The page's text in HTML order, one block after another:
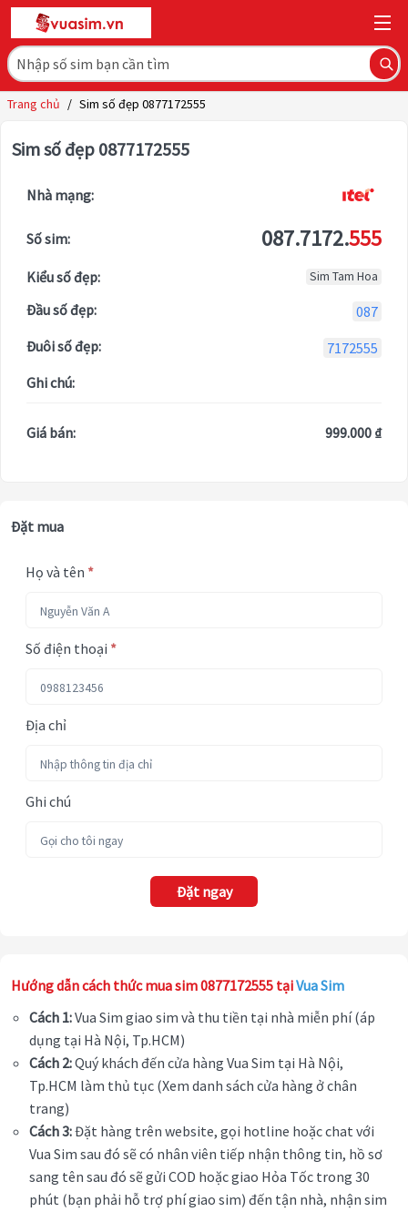
Trang chủ / Sim số đẹp 0877172555
Sim số đẹp 0877172555
Nhà mạng:
Số sim: 087.7172.555
Kiểu số đẹp: Sim Tam Hoa
Đầu số đẹp:
087
Đuôi số đẹp:
7172555
Ghi chú:
Giá bán: 999.000 ₫
Đặt mua
Họ và tên *
Số điện thoại *
Địa chỉ
Ghi chú
Đặt ngay
Hướng dẫn cách thức mua sim 0877172555 tạiVua Sim
Cách 1:Vua Sim giao sim và thu tiền tại nhà miễn phí (áp
dụng tại Hà Nội, Tp.HCM)
Cách 2:Quý khách đến cửa hàng Vua Sim tại Hà Nội,
Tp.HCM làm thủ tục (Xem danh sách cửa hàng ở chân
trang)
Cách 3:Đặt hàng trên website, gọi hotline hoặc chat với
Vua Sim sau đó sẽ có nhân viên tiếp nhận thông tin, hồ sơ
sang tên sau đó sẽ gửi COD hoặc giao Hỏa Tốc trong 30
phút (bạn phải hỗ trợ phí giao sim) đến tận nhà, nhận sim